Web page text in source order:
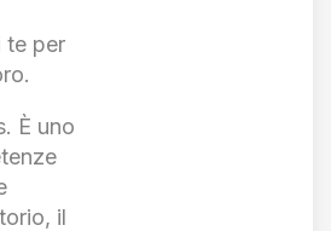
te per
È uno
il